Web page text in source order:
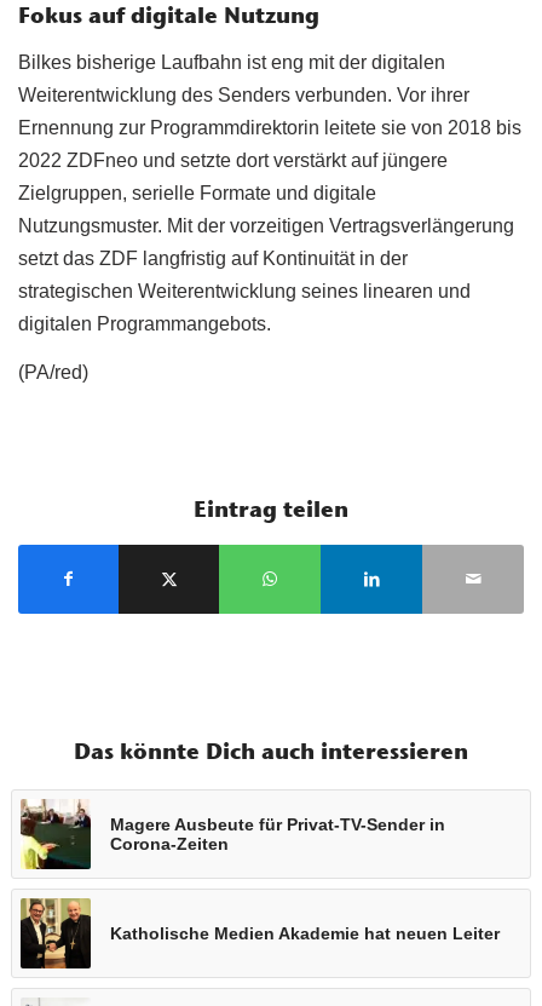
Fokus auf digitale Nutzung
Bilkes bisherige Laufbahn ist eng mit der digitalen
Weiterentwicklung des Senders verbunden. Vor ihrer
Ernennung zur Programmdirektorin leitete sie von 2018 bis
2022 ZDFneo und setzte dort verstärkt auf jüngere
Zielgruppen, serielle Formate und digitale
Nutzungsmuster. Mit der vorzeitigen Vertragsverlängerung
setzt das ZDF langfristig auf Kontinuität in der
strategischen Weiterentwicklung seines linearen und
digitalen Programmangebots.
(PA/red)
Eintrag teilen
Das könnte Dich auch interessieren
Magere Ausbeute für Privat-TV-Sender in
Corona-Zeiten
Katholische Medien Akademie hat neuen Leiter